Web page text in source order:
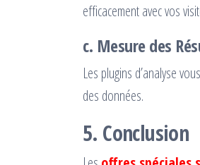
efficacement avec vos
c. Mesure des
Les plugins d’analyse
des données.
5. Conclusion